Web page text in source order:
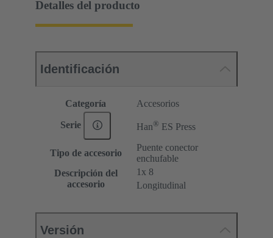
Detalles del producto
Identificación
Categoría Accesorios
Serie Han® ES Press
Tipo de accesorio
Puente conector
enchufable
Descripción del
accesorio
1x 8
Longitudinal
Versión